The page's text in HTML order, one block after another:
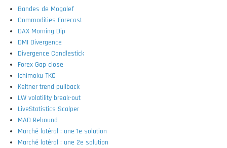
Bandes de Mogalef
Commodities Forecast
DAX Morning Dip
DMI Divergence
Divergence Candlestick
Forex Gap close
Ichimoku TKC
Keltner trend pullback
LW volatility break-out
LiveStatistics Scalper
MAD Rebound
Marché latéral : une 1e solution
Marché latéral : une 2e solution